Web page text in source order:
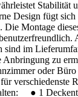
Stabilität
Design fügt
Montage
sind im
Anbringung zu
oder
verschiedenste
● 1